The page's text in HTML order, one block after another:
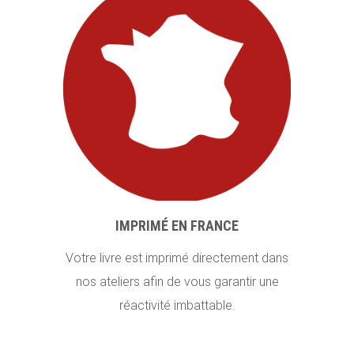
IMPRIMÉ EN FRANCE
Votre livre est imprimé directement dans
nos ateliers afin de vous garantir une
réactivité imbattable.